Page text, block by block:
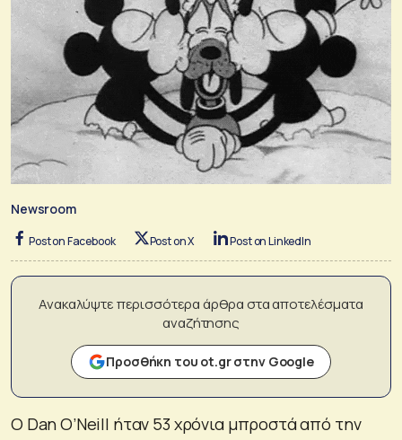
Newsroom
Post on Facebook Post on X Post on LinkedIn
Ανακαλύψτε περισσότερα άρθρα στα αποτελέσματα
αναζήτησης
Προσθήκη του ot.gr στην Google
Ο Dan O’Neill ήταν 53 χρόνια μπροστά από την